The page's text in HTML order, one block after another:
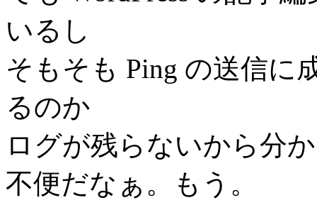
いるし
そもそも Ping の送信に
るのか
ログが残らないから分
不便だなぁ。もう。